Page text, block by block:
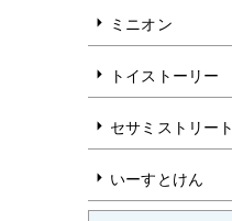
ミニオン
トイストーリー
セサミストリート
いーすとけん